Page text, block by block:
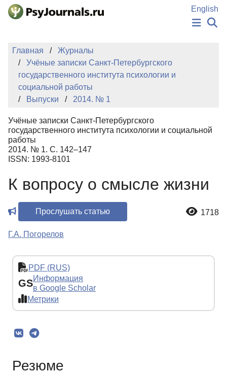
Перейти к основному содержанию
English
НОВОСТИ
ИЗДАНИЯ
ПОДАТЬ РУКОПИСЬ
БАЗА ЗНАНИЙ
КЛЮЧЕВЫЕ СЛОВА
Главная
Журналы
Учёные записки Санкт-Петербургского
государственного института психологии и
социальной работы
Выпуски
2014. № 1
Учёные записки Санкт-Петербургского
государственного института психологии и социальной
работы
2014. № 1. С. 142–147
ISSN: 1993-8101
К вопросу о смысле жизни
Прослушать статью 1718
Г.А. Погорелов
PDF (RUS)
GSИнформация
в Google Scholar
Метрики
Резюме